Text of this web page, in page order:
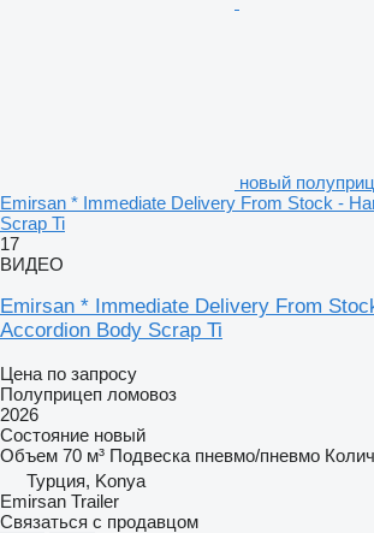
новый
Emirsan * Immediate Delivery From Stock -
Scrap Ti
17
ВИДЕО
Emirsan * Immediate Delivery From
Accordion Body Scrap Ti
Цена по запросу
Полуприцеп ломовоз
2026
Состояние новый
Объем 70 м³ Подвеска пневмо/пневмо
Турция, Konya
Emirsan Trailer
Связаться с продавцом